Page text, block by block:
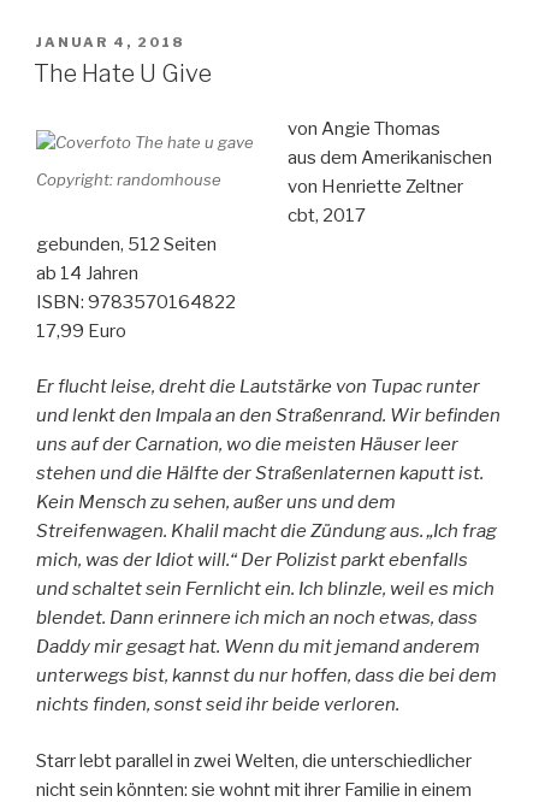
VERÖFFENTLICHT
AM
JANUAR 4, 2018
The Hate U Give
Copyright: randomhouse
von Angie Thomas
aus dem Amerikanischen
von Henriette Zeltner
cbt, 2017
gebunden, 512 Seiten
ab 14 Jahren
ISBN: 9783570164822
17,99 Euro
Er flucht leise, dreht die Lautstärke von Tupac runter
und lenkt den Impala an den Straßenrand. Wir befinden
uns auf der Carnation, wo die meisten Häuser leer
stehen und die Hälfte der Straßenlaternen kaputt ist.
Kein Mensch zu sehen, außer uns und dem
Streifenwagen. Khalil macht die Zündung aus. „Ich frag
mich, was der Idiot will.“ Der Polizist parkt ebenfalls
und schaltet sein Fernlicht ein. Ich blinzle, weil es mich
blendet. Dann erinnere ich mich an noch etwas, dass
Daddy mir gesagt hat. Wenn du mit jemand anderem
unterwegs bist, kannst du nur hoffen, dass die bei dem
nichts finden, sonst seid ihr beide verloren.
Starr lebt parallel in zwei Welten, die unterschiedlicher
nicht sein könnten: sie wohnt mit ihrer Familie in einem